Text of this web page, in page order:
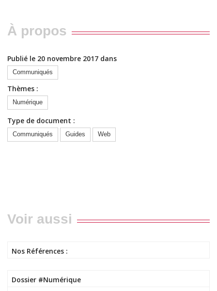
À propos
Publié le 20 novembre 2017 dans
Communiqués
Thèmes :
Numérique
Type de document :
Communiqués Guides Web
Voir aussi
Nos Références :
Dossier #Numérique